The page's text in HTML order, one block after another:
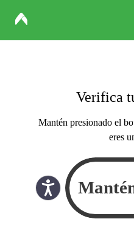
Verifica
Mantén presionado el
eres